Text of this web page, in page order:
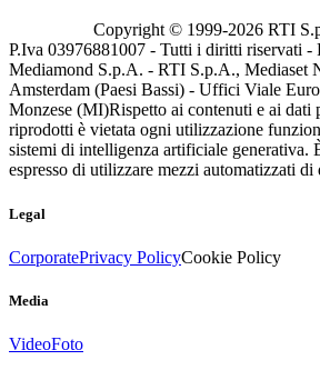
Copyright © 1999-2026 RTI
P.Iva 03976881007 - Tutti i diritti riservati -
Mediamond S.p.A. - RTI S.p.A., Mediaset
Amsterdam (Paesi Bassi) - Uffici Viale
Monzese (MI)Rispetto ai contenuti e ai dati
riprodotti è vietata ogni utilizzazione
sistemi di intelligenza artificiale generativa.
espresso di utilizzare mezzi automatizzati di
Legal
CorporatePrivacy PolicyCookie Policy
Media
VideoFoto